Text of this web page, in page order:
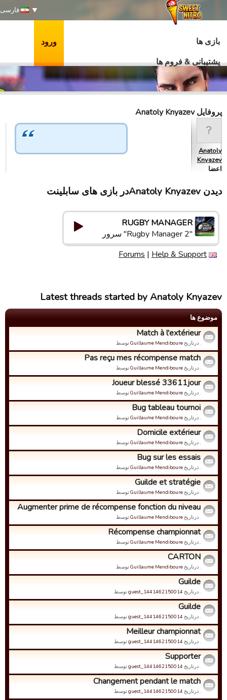
فارسی
بازی ها
پشتیبانی & فروم ها
ورود
پروفایل Anatoly Knyazev
Anatoly
Knyazev
اعضا
دیدن Anatoly Knyazevدر بازی های سابلینت
RUGBY MANAGER
"Rugby Manager 2" سرور
Forums | Help & Support
Latest threads started by Anatoly Knyazev
موضوع ها
Match à l'extérieur
. درتاریخGuillaume Mendiboureتوسط
Pas reçu mes récompense match
. درتاریخGuillaume Mendiboureتوسط
Joueur blessé 33611jour
. درتاریخGuillaume Mendiboureتوسط
Bug tableau tournoi
. درتاریخGuillaume Mendiboureتوسط
Domicile extérieur
. درتاریخGuillaume Mendiboureتوسط
Bug sur les essais
. درتاریخGuillaume Mendiboureتوسط
Guilde et stratégie
. درتاریخGuillaume Mendiboureتوسط
Augmenter prime de récompense fonction du niveau
. درتاریخGuillaume Mendiboureتوسط
Récompense championnat
. درتاریخGuillaume Mendiboureتوسط
CARTON
. درتاریخGuillaume Mendiboureتوسط
Guilde
. درتاریخ guest_1441462150014توسط
Guilde
. درتاریخ guest_1441462150014توسط
Meilleur championnat
. درتاریخ guest_1441462150014توسط
Supporter
. درتاریخ guest_1441462150014توسط
Changement pendant le match
. درتاریخ guest_1441462150014توسط